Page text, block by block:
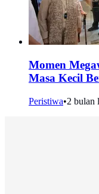
Momen
Masa Kecil
Peristiwa•2 bulan